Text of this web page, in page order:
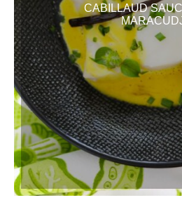
CABILLAUD